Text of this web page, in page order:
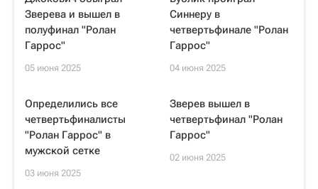
Зверева и вышел в
полуфинал "Ролан
Гаррос"
05 июня 2025
Синнеру в
четвертьфинале "Ролан
Гаррос"
04 июня 2025
Определились все
четвертьфиналисты
"Ролан Гаррос" в
мужской сетке
03 июня 2025
Зверев вышел в
четвертьфинал "Ролан
Гаррос"
02 июня 2025